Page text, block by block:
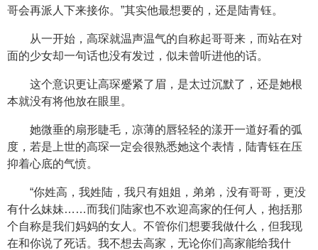
哥会再派人下来接你。”其实他最想要的，还是陆青钰。
从一开始，高琛就温声温气的自称起哥哥来，而站在对
面的少女却一句话也没有发过，似未曾听进他的话。
这个意识更让高琛蹙紧了眉，是太过沉默了，还是她根
本就没有将他放在眼里。
她微垂的扇形睫毛，凉薄的唇轻轻的漾开一道好看的弧
度，若是上世的高琛一定会很熟悉她这个表情，陆青钰在压
抑着心底的气愤。
“你姓高，我姓陆，我只有姐姐，弟弟，没有哥哥，更没
有什么妹妹……而我们陆家也不欢迎高家的任何人，抱括那
个自称是我们妈妈的女人。不管你们想要我做什么，但我现
在和你说了死话。我不想去高家，无论你们高家能给我什